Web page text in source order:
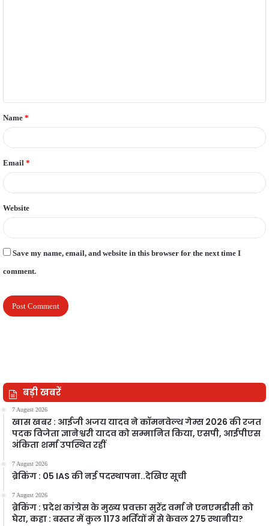
t
*
Name *
Email *
Website
Save my name, email, and website in this browser for the next time I
comment.
बड़ी खबरें
7 August 2026
खास खबर : आईजी अजय यादव ने कॉमनवेल्थ गेम्स 2026 की रजत
पदक विजेता ज्ञानेश्वरी यादव को सम्मानित किया, एसपी, आईपीएस
अंकिता शर्मा उपस्थित रहीं
7 August 2026
ब्रेकिंग : 05 IAS की नई पदस्थापना..देखिए सूची
7 August 2026
ब्रेकिंग : प्रदेश कांग्रेस के मुख्य प्रवक्ता सुरेंद्र वर्मा ने एनएमडीसी को
घेरा, कहा : बस्तर में कुल 1173 भर्तियों में से केवल 275 स्थानीय?